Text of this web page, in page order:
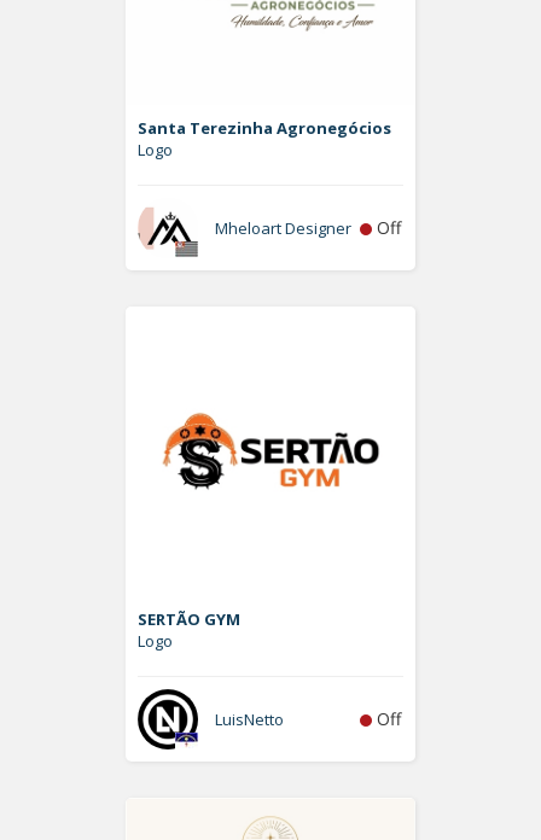
Santa Terezinha Agronegócios
Logo
Mheloart Designer Off
SERTÃO GYM
Logo
LuisNetto Off